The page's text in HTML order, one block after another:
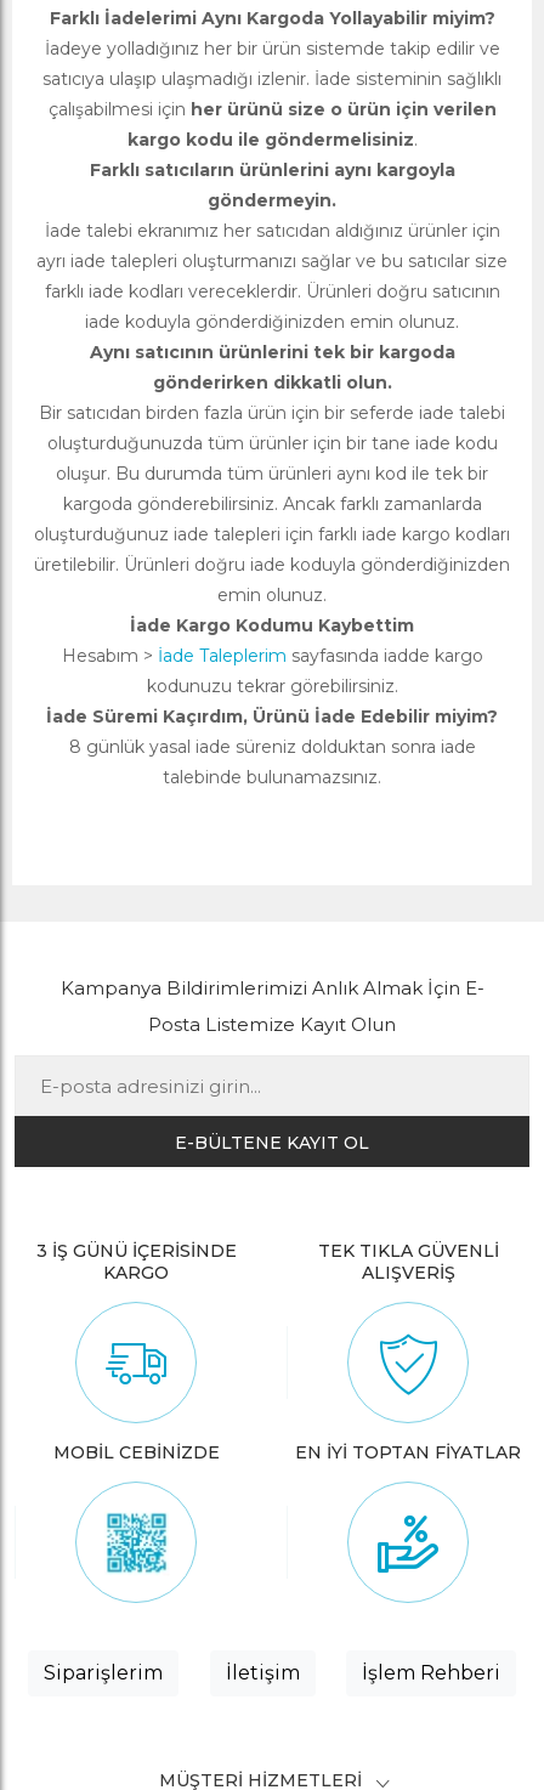
Farklı İadelerimi Aynı Kargoda Yollayabilir miyim?
İadeye yolladığınız her bir ürün sistemde takip edilir ve
satıcıya ulaşıp ulaşmadığı izlenir. İade sisteminin sağlıklı
çalışabilmesi için her ürünü size o ürün için verilen
kargo kodu ile göndermelisiniz.
Farklı satıcıların ürünlerini aynı kargoyla
göndermeyin.
İade talebi ekranımız her satıcıdan aldığınız ürünler için
ayrı iade talepleri oluşturmanızı sağlar ve bu satıcılar size
farklı iade kodları vereceklerdir. Ürünleri doğru satıcının
iade koduyla gönderdiğinizden emin olunuz.
Aynı satıcının ürünlerini tek bir kargoda
gönderirken dikkatli olun.
Bir satıcıdan birden fazla ürün için bir seferde iade talebi
oluşturduğunuzda tüm ürünler için bir tane iade kodu
oluşur. Bu durumda tüm ürünleri aynı kod ile tek bir
kargoda gönderebilirsiniz. Ancak farklı zamanlarda
oluşturduğunuz iade talepleri için farklı iade kargo kodları
üretilebilir. Ürünleri doğru iade koduyla gönderdiğinizden
emin olunuz.
İade Kargo Kodumu Kaybettim
Hesabım > İade Taleplerim sayfasında iadde kargo
kodunuzu tekrar görebilirsiniz.
İade Süremi Kaçırdım, Ürünü İade Edebilir miyim?
8 günlük yasal iade süreniz dolduktan sonra iade
talebinde bulunamazsınız.
Kampanya Bildirimlerimizi Anlık Almak İçin E-
Posta Listemize Kayıt Olun
E-BÜLTENE KAYIT OL
3 İŞ GÜNÜ İÇERİSİNDE
KARGO
TEK TIKLA GÜVENLİ
ALIŞVERİŞ
MOBİL CEBİNİZDE EN İYİ TOPTAN FİYATLAR
Siparişlerim İletişim İşlem Rehberi
MÜŞTERI HIZMETLERI